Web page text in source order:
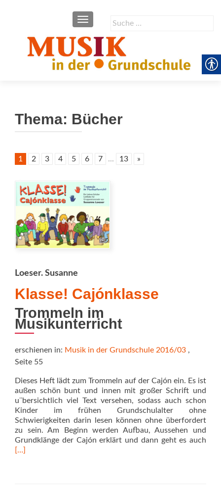
Suche
SCHALTE NAVIGATION
Thema: Bücher
1 2 3 4 5 6 7 ... 13 »
Loeser. Susanne
Klasse! Cajónklasse
Trommeln im
Musikunterricht
erschienen in: Musik in der Grundschule 2016/03 ,
Seite 55
Dieses Heft lädt zum Trommeln auf der Cajón ein. Es ist
außen schön bunt und innen mit großer Schrift und
u¨bersichtlich viel Text versehen, sodass auch schon
Kinder im frühen Grundschulalter ohne
Schwierigkeiten darin lesen können ohne überfordert
zu sein. Am Beginn werden Aufbau, Aussehen und
Grundklänge der Cajón erklärt und dann geht es auch
[…]